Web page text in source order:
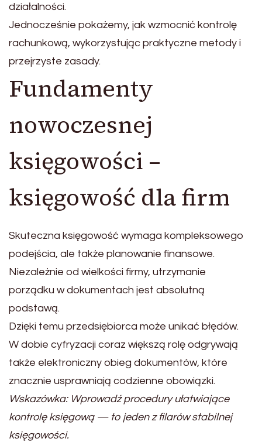
działalności.
Jednocześnie pokażemy, jak wzmocnić kontrolę
rachunkową, wykorzystując praktyczne metody i
przejrzyste zasady.
Fundamenty
nowoczesnej
księgowości –
księgowość dla firm
Skuteczna księgowość wymaga kompleksowego
podejścia, ale także planowanie finansowe.
Niezależnie od wielkości firmy, utrzymanie
porządku w dokumentach jest absolutną
podstawą.
Dzięki temu przedsiębiorca może unikać błędów.
W dobie cyfryzacji coraz większą rolę odgrywają
także elektroniczny obieg dokumentów, które
znacznie usprawniają codzienne obowiązki.
Wskazówka: Wprowadź procedury ułatwiające
kontrolę księgową — to jeden z filarów stabilnej
księgowości.